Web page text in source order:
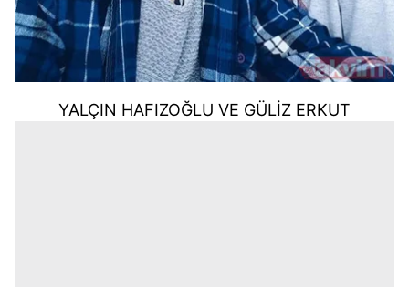
YALÇIN HAFIZOĞLU VE GÜLİZ ERKUT